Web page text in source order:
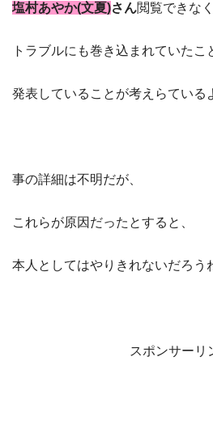
塩村あやか(文夏)さん閲覧できな
トラブルにも巻き込まれていたこ
発表していることが考えらている
事の詳細は不明だが、
これらが原因だったとすると、
本人としてはやりきれないだろう
スポンサーリ